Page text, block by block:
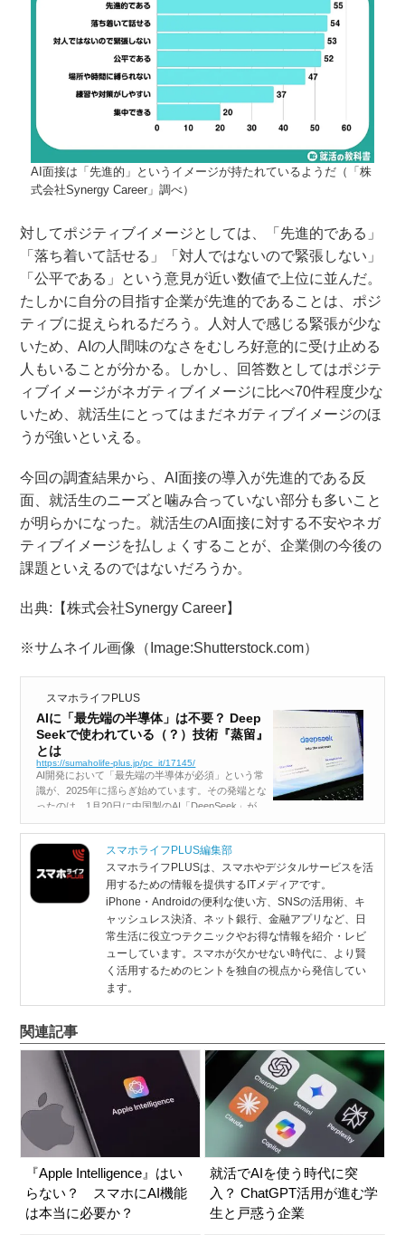
AI面接は「先進的」というイメージが持たれているようだ（「株
式会社Synergy Career」調べ）
対してポジティブイメージとしては、「先進的である」
「落ち着いて話せる」「対人ではないので緊張しない」
「公平である」という意見が近い数値で上位に並んだ。
たしかに自分の目指す企業が先進的であることは、ポジ
ティブに捉えられるだろう。人対人で感じる緊張が少な
いため、AIの人間味のなさをむしろ好意的に受け止める
人もいることが分かる。しかし、回答数としてはポジテ
ィブイメージがネガティブイメージに比べ70件程度少な
いため、就活生にとってはまだネガティブイメージのほ
うが強いといえる。
今回の調査結果から、AI面接の導入が先進的である反
面、就活生のニーズと噛み合っていない部分も多いこと
が明らかになった。就活生のAI面接に対する不安やネガ
ティブイメージを払しょくすることが、企業側の今後の
課題といえるのではないだろうか。
出典:【株式会社Synergy Career】
※サムネイル画像（Image:Shutterstock.com）
スマホライフPLUS
AIに「最先端の半導体」は不要？ Deep
Seekで使われている（？）技術『蒸留』
とは
https://sumaholife-plus.jp/pc_it/17145/
AI開発において「最先端の半導体が必須」という常
識が、2025年に揺らぎ始めています。その発端とな
ったのは、1月20日に中国製のAI「DeepSeek」が、
最先端のNVIDIAのチップを使わず、型落ちのGPU
を使って低コストで高いパフォーマンスを発揮する
モデル「Dee...
スマホライフPLUS編集部
スマホライフPLUSは、スマホやデジタルサービスを活
用するための情報を提供するITメディアです。
iPhone・Androidの便利な使い方、SNSの活用術、キ
ャッシュレス決済、ネット銀行、金融アプリなど、日
常生活に役立つテクニックやお得な情報を紹介・レビ
ューしています。スマホが欠かせない時代に、より賢
く活用するためのヒントを独自の視点から発信してい
ます。
関連記事
『Apple Intelligence』はい
らない？ スマホにAI機能
は本当に必要か？
就活でAIを使う時代に突
入？ ChatGPT活用が進む学
生と戸惑う企業